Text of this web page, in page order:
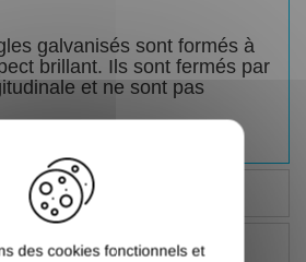
galvanisés sont formés à
brillant. Ils sont fermés par
et ne sont pas
des cookies fonctionnels et